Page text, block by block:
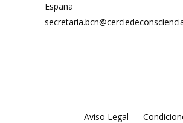
España
Aviso Legal